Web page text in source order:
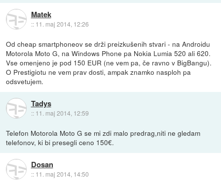
Matek
:: 11. maj 2014, 12:26
Od cheap smartphoneov se drži preizkušenih stvari - na Androidu
Motorola Moto G, na Windows Phone pa Nokia Lumia 520 ali 620.
Vse omenjeno je pod 150 EUR (ne vem pa, če ravno v BigBangu).
O Prestigiotu ne vem prav dosti, ampak znamko nasploh pa
odsvetujem.
Tadys
:: 11. maj 2014, 12:59
Telefon Motorola Moto G se mi zdi malo predrag,niti ne gledam
telefonov, ki bi presegli ceno 150€.
Dosan
:: 11. maj 2014, 14:50